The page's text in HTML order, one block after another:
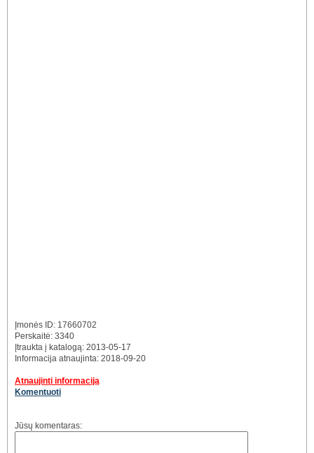
Įmonės ID: 17660702
Perskaitė: 3340
Įtraukta į katalogą: 2013-05-17
Informacija atnaujinta: 2018-09-20
Atnaujinti informaciją
Komentuoti
Jūsų komentaras: